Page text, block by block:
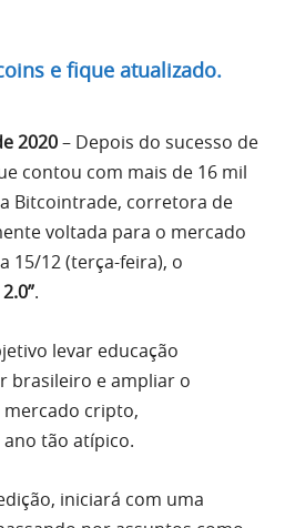
e fique atualizado.
2020– Depois do sucesso de
contou com mais de 16 mil
Bitcointrade, corretora de
voltada para o mercado
15/12 (terça-feira), o
.
levar educação
brasileiro e ampliar o
cripto,
tão atípico.
iniciará com uma